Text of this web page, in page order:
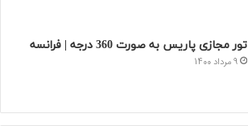
تور مجازی پاریس به صورت 360 درجه | فرانسه
9 مرداد 1400